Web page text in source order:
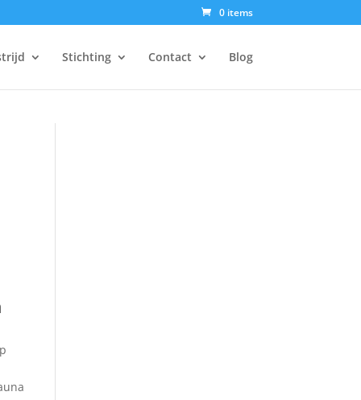
0 items
Stichting Contact Blog